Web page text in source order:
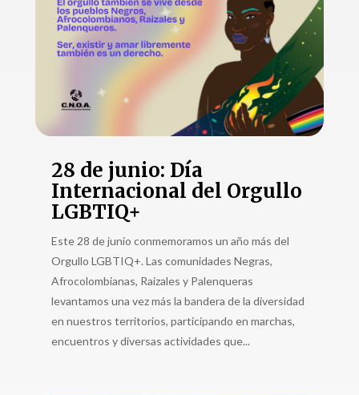
28 de junio: Día
Internacional del Orgullo
LGBTIQ+
Este 28 de junio conmemoramos un año más del
Orgullo LGBTIQ+. Las comunidades Negras,
Afrocolombianas, Raizales y Palenqueras
levantamos una vez más la bandera de la diversidad
en nuestros territorios, participando en marchas,
encuentros y diversas actividades que...